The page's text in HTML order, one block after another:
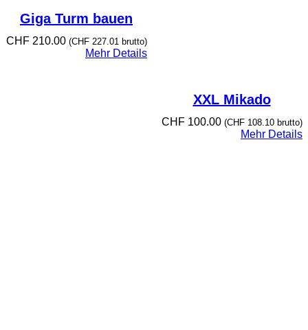
Giga Turm bauen
CHF210.00 (CHF227.01 brutto)
Mehr Details
XXL Mikado
CHF100.00 (CHF108.10brutto)
Mehr Details